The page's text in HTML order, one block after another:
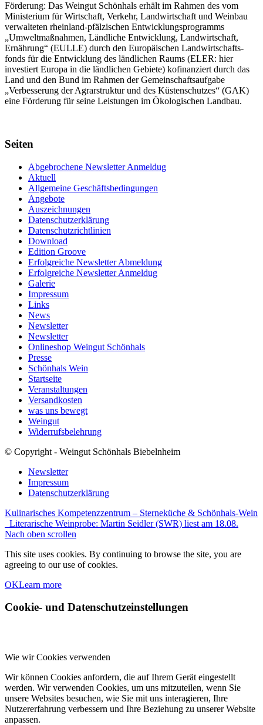
Förderung: Das Weingut Schönhals erhält im Rahmen des vom
Minis­terium für Wirtschaft, Verkehr, Land­wirt­schaft und Weinbau
verwal­teten rhein­land-pfälzischen Entwick­lungs­programms
„Umwelt­maßnahmen, Länd­liche Entwick­lung, Landwirt­schaft,
Ernährung“ (EULLE) durch den Euro­päischen Land­wirtschafts­
fonds für die Entwick­lung des länd­lichen Raums (ELER: hier
investiert Europa in die ländlichen Gebiete) kofinanziert durch das
Land und den Bund im Rahmen der Gemein­schafts­aufgabe
„Verbes­serung der Agrar­struktur und des Küsten­schutzes“ (GAK)
eine Förderung für seine Leis­tungen im Ökolo­gischen Landbau.
Seiten
Abgebrochene Newsletter Anmeldug
Aktuell
Allgemeine Geschäftsbedingungen
Angebote
Auszeichnungen
Datenschutzerklärung
Datenschutzrichtlinien
Download
Edition Groove
Erfolgreiche Newsletter Abmeldung
Erfolgreiche Newsletter Anmeldug
Galerie
Impressum
Links
News
Newsletter
Newsletter
Onlineshop Weingut Schönhals
Presse
Schönhals Wein
Startseite
Veranstaltungen
Versandkosten
was uns bewegt
Weingut
Widerrufsbelehrung
© Copyright - Weingut Schönhals Biebelnheim
Newsletter
Impressum
Datenschutzerklärung
Kulinarisches Kompetenzzentrum – Sterneküche & Schönhals-Wein
Literarische Weinprobe: Martin Seidler (SWR) liest am 18.08.
Nach oben scrollen
This site uses cookies. By continuing to browse the site, you are
agreeing to our use of cookies.
OKLearn more
Cookie- und Datenschutzeinstellungen
Wie wir Cookies verwenden
Wir können Cookies anfordern, die auf Ihrem Gerät eingestellt
werden. Wir verwenden Cookies, um uns mitzuteilen, wenn Sie
unsere Websites besuchen, wie Sie mit uns interagieren, Ihre
Nutzererfahrung verbessern und Ihre Beziehung zu unserer Website
anpassen.